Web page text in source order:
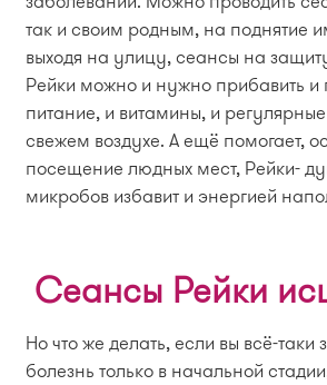
так и своим родным, на поднятие
выходя на улицу, сеансы на
Рейки можно и нужно прибавить и
питание, и витамины, и
свежем воздухе. А ещё помогает,
посещение людных мест, Рейки-
микробов избавит и энергией
Сеансы Рейки
Но что же делать, если вы всё-таки
болезнь только в начальной